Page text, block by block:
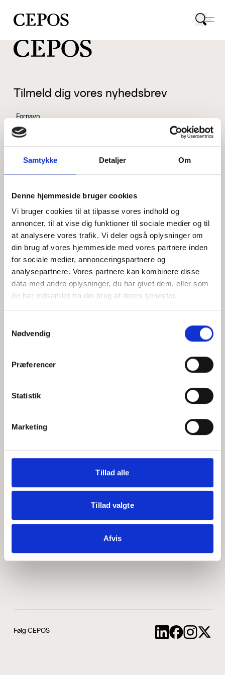
Samtykke Detaljer Om
Denne hjemmeside bruger cookies
Vi bruger cookies til at tilpasse vores indhold og
annoncer, til at vise dig funktioner til sociale medier og til
at analysere vores trafik. Vi deler også oplysninger om
din brug af vores hjemmeside med vores partnere inden
for sociale medier, annonceringspartnere og
analysepartnere. Vores partnere kan kombinere disse
data med andre oplysninger, du har givet dem, eller som
de har indsamlet fra din brug af deres tjenester.
Nødvendig
Præferencer
Statistik
Marketing
Tillad alle
Tillad valgte
Afvis
CEPOS logo
Tilmeld dig vores nyhedsbrev
Fornavn
Efternavn
Jeg accepterer behandlingen af mine personoplysninger i
henhold tilprivatlivspolitikken
Hvem er CEPOS
Medarbejdere
ABCepos
Podcast
Følg CEPOS